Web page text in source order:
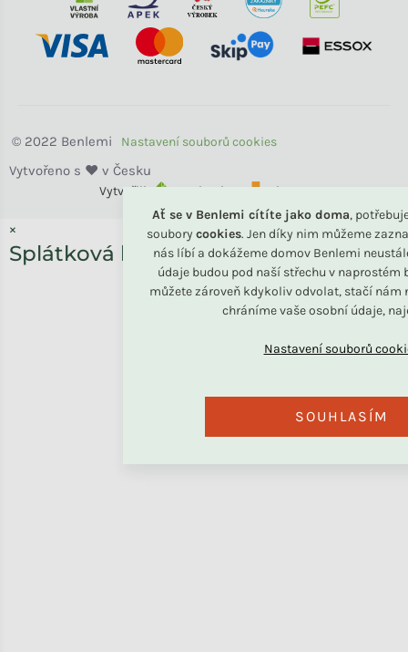
Ať se v Benlemi cítíte jako doma,
soubory cookies. Jen díky nim můžeme
nás líbí a dokážeme domov Benlemi
údaje budou pod naší střechu v naprostém
můžete zároveň kdykoliv odvolat, stačí nám
chráníme vaše osobní údaje,
SOUHLASÍM
Vytvořili Benlemi & Shoptet
Benlemi
×
Splátková kalkulačka ESSOX